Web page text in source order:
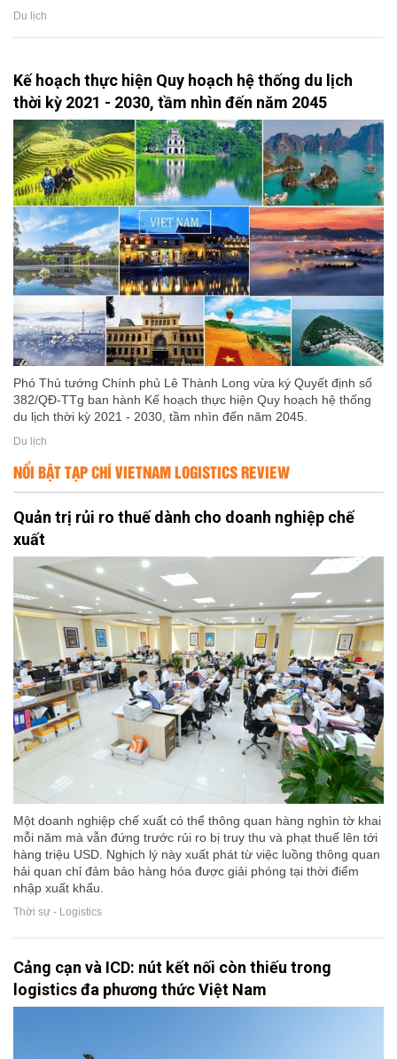
Du lịch
Kế hoạch thực hiện Quy hoạch hệ thống du lịch
thời kỳ 2021 - 2030, tầm nhìn đến năm 2045
Phó Thủ tướng Chính phủ Lê Thành Long vừa ký Quyết định số
382/QĐ-TTg ban hành Kế hoạch thực hiện Quy hoạch hệ thống
du lịch thời kỳ 2021 - 2030, tầm nhìn đến năm 2045.
Du lịch
NỔI BẬT TẠP CHÍ VIETNAM LOGISTICS REVIEW
Quản trị rủi ro thuế dành cho doanh nghiệp chế
xuất
Một doanh nghiệp chế xuất có thể thông quan hàng nghìn tờ khai
mỗi năm mà vẫn đứng trước rủi ro bị truy thu và phạt thuế lên tới
hàng triệu USD. Nghịch lý này xuất phát từ việc luồng thông quan
hải quan chỉ đảm bảo hàng hóa được giải phóng tại thời điểm
nhập xuất khẩu.
Thời sự - Logistics
Cảng cạn và ICD: nút kết nối còn thiếu trong
logistics đa phương thức Việt Nam